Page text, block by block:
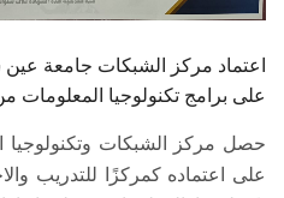
على برامج تكنولوجيا المعلومات
حصل مركز الشبكات
على اعتماده كمركزًا للتدريب